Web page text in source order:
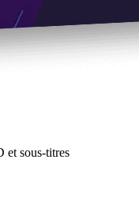
et sous-titres